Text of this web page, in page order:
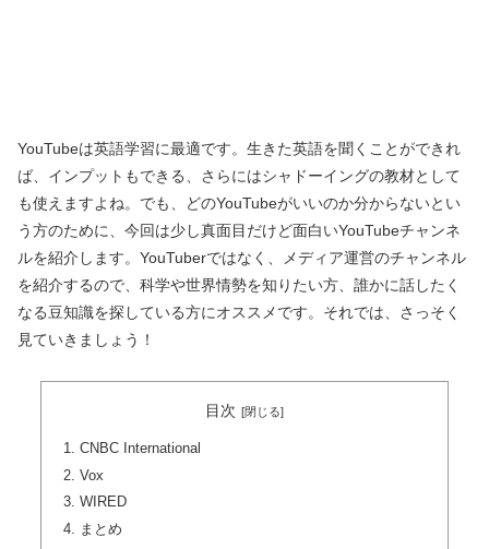
YouTubeは英語学習に最適です。生きた英語を聞くことができれ
ば、インプットもできる、さらにはシャドーイングの教材として
も使えますよね。でも、どのYouTubeがいいのか分からないとい
う方のために、今回は少し真面目だけど面白いYouTubeチャンネ
ルを紹介します。YouTuberではなく、メディア運営のチャンネル
を紹介するので、科学や世界情勢を知りたい方、誰かに話したく
なる豆知識を探している方にオススメです。それでは、さっそく
見ていきましょう！
目次
CNBC International
Vox
WIRED
まとめ